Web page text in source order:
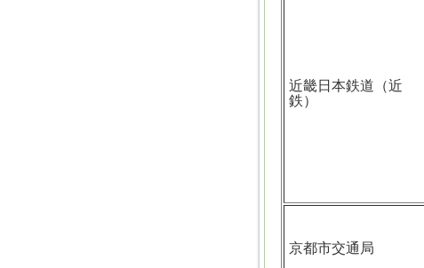
近畿日本鉄道（近
鉄）
京都市交通局